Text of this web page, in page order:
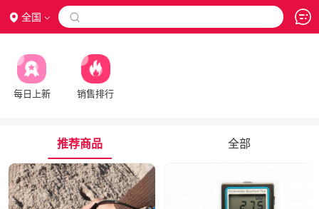
全国 
每日上新 销售排行
推荐商品 全部